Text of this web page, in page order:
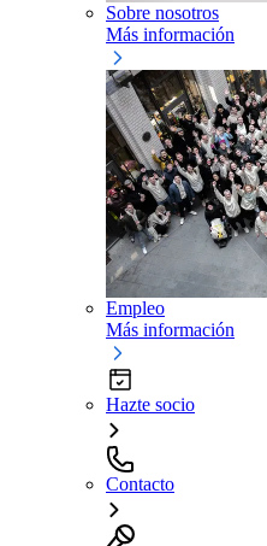
Sobre nosotros
Más información
Empleo
Más información
Hazte socio
Contacto